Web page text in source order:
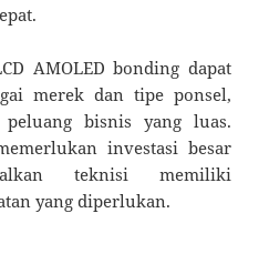
AMOLED bonding dapat
merek dan tipe ponsel,
peluang bisnis yang luas.
investasi besar
teknisi memiliki
yang diperlukan.